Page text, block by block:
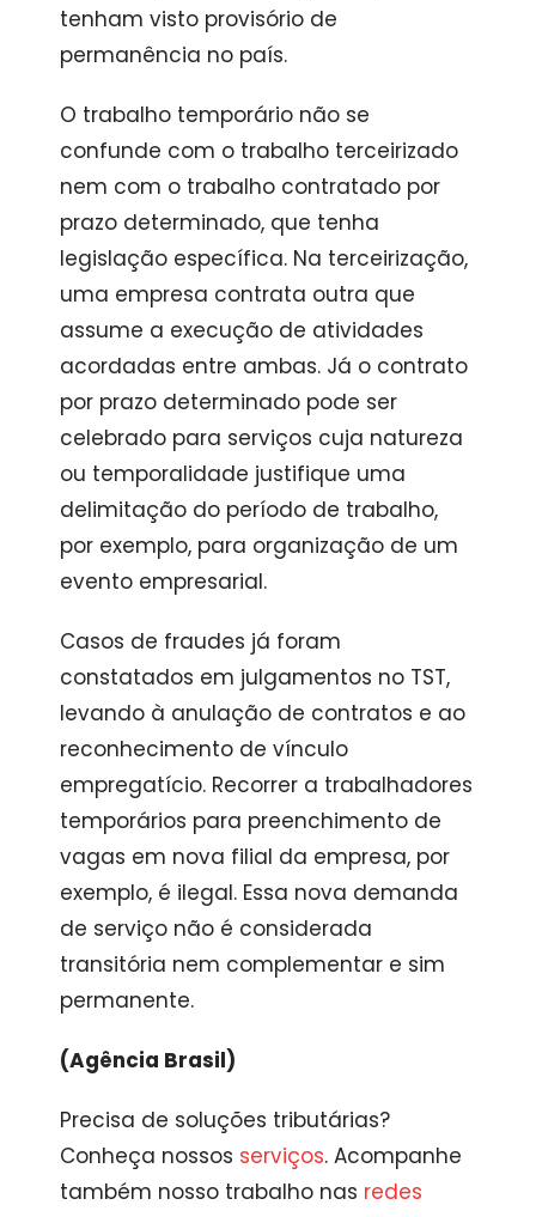
tenham visto provisório de
permanência no país.
O trabalho temporário não se
confunde com o trabalho terceirizado
nem com o trabalho contratado por
prazo determinado, que tenha
legislação específica. Na terceirização,
uma empresa contrata outra que
assume a execução de atividades
acordadas entre ambas. Já o contrato
por prazo determinado pode ser
celebrado para serviços cuja natureza
ou temporalidade justifique uma
delimitação do período de trabalho,
por exemplo, para organização de um
evento empresarial.
Casos de fraudes já foram
constatados em julgamentos no TST,
levando à anulação de contratos e ao
reconhecimento de vínculo
empregatício. Recorrer a trabalhadores
temporários para preenchimento de
vagas em nova filial da empresa, por
exemplo, é ilegal. Essa nova demanda
de serviço não é considerada
transitória nem complementar e sim
permanente.
(Agência Brasil)
Precisa de soluções tributárias?
Conheça nossos serviços. Acompanhe
também nosso trabalho nas redes